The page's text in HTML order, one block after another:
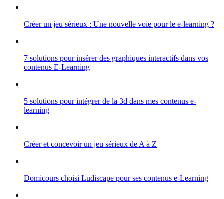
Créer un jeu sérieux : Une nouvelle voie pour le e-learning ?
7 solutions pour insérer des graphiques interactifs dans vos
contenus E-Learning
5 solutions pour intégrer de la 3d dans mes contenus e-
learning
Créer et concevoir un jeu sérieux de A à Z
Domicours choisi Ludiscape pour ses contenus e-Learning